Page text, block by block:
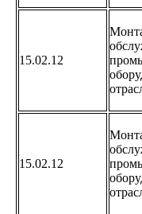
15.02.12
15.02.12